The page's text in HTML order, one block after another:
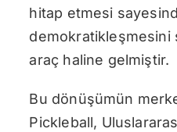
hitap etmesi
demokratikleşmesini
araç haline gelmiştir.
Bu dönüşümün
Pickleball,